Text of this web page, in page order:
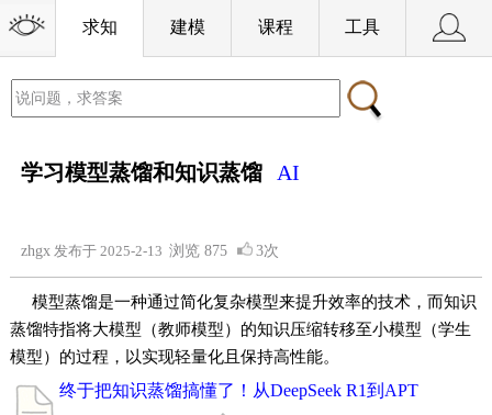
求知 建模 课程 工具
学习模型蒸馏和知识蒸馏 AI
zhgx 发布于 2025-2-13 浏览 875 3次
模型蒸馏是一种通过简化复杂模型来提升效率的技术，而知识
蒸馏特指将大模型（教师模型）的知识压缩转移至小模型（学生
模型）的过程，以实现轻量化且保持高性能。
终于把知识蒸馏搞懂了！从DeepSeek R1到APT